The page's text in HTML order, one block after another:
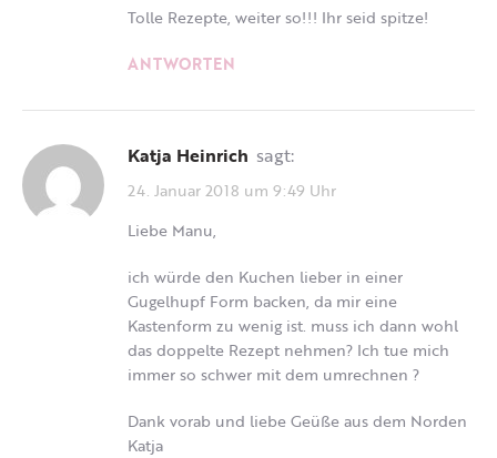
Tolle Rezepte, weiter so!!! Ihr seid spitze!
ANTWORTEN
Katja Heinrich sagt:
24. Januar 2018 um 9:49 Uhr
Liebe Manu,
ich würde den Kuchen lieber in einer
Gugelhupf Form backen, da mir eine
Kastenform zu wenig ist. muss ich dann wohl
das doppelte Rezept nehmen? Ich tue mich
immer so schwer mit dem umrechnen ?
Dank vorab und liebe Geüße aus dem Norden
Katja